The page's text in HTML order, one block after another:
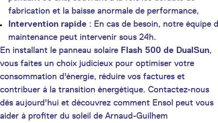
fabrication et la baisse anormale de performance,
Intervention rapide : En cas de besoin, notre équipe
maintenance peut intervenir sous 24h.
En installant le panneau solaire Flash 500 de DualSun,
vous faites un choix judicieux pour optimiser votre
consommation d'énergie, réduire vos factures et
contribuer à la transition énergétique. Contactez-nous
dès aujourd'hui et découvrez comment Ensol peut vous
aider à profiter du soleil de Arnaud-Guilhem